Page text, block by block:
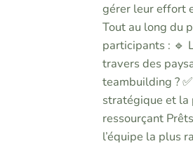
gérer leur effort
Tout au long du
participants : 🔹
travers des
teambuilding ?
stratégique et la
ressourçant
l’équipe la plus